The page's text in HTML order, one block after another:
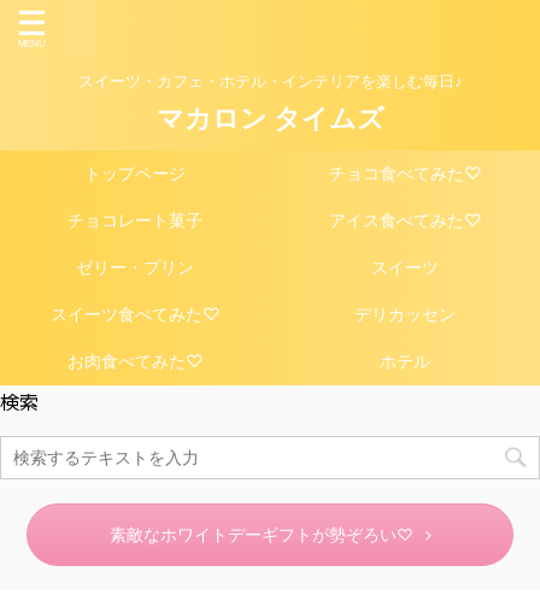
スイーツ・カフェ・ホテル・インテリアを楽しむ毎日♪
マカロン タイムズ
トップページ チョコ食べてみた♡
チョコレート菓子 アイス食べてみた♡
ゼリー・プリン スイーツ
スイーツ食べてみた♡ デリカッセン
お肉食べてみた♡ ホテル
検索
素敵なホワイトデーギフトが勢ぞろい♡